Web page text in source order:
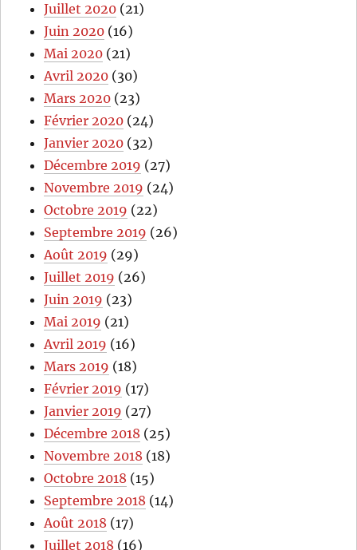
Juillet 2020 (21)
Juin 2020 (16)
Mai 2020 (21)
Avril 2020 (30)
Mars 2020 (23)
Février 2020 (24)
Janvier 2020 (32)
Décembre 2019 (27)
Novembre 2019 (24)
Octobre 2019 (22)
Septembre 2019 (26)
Août 2019 (29)
Juillet 2019 (26)
Juin 2019 (23)
Mai 2019 (21)
Avril 2019 (16)
Mars 2019 (18)
Février 2019 (17)
Janvier 2019 (27)
Décembre 2018 (25)
Novembre 2018 (18)
Octobre 2018 (15)
Septembre 2018 (14)
Août 2018 (17)
Juillet 2018 (16)